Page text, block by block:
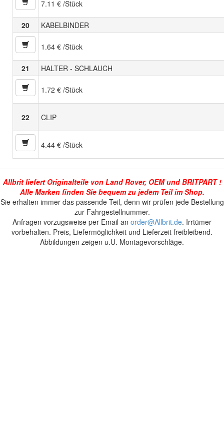
7.11 € /Stück
20 KABELBINDER
1.64 € /Stück
21 HALTER - SCHLAUCH
1.72 € /Stück
22 CLIP
4.44 € /Stück
Allbrit liefert Originalteile von Land Rover, OEM und BRITPART !
Alle Marken finden Sie bequem zu jedem Teil im Shop.
Sie erhalten immer das passende Teil, denn wir prüfen jede Bestellung
zur Fahrgestellnummer.
Anfragen vorzugsweise per Email an order@Allbrit.de. Irrtümer
vorbehalten. Preis, Liefermöglichkeit und Lieferzeit freibleibend.
Abbildungen zeigen u.U. Montagevorschläge.